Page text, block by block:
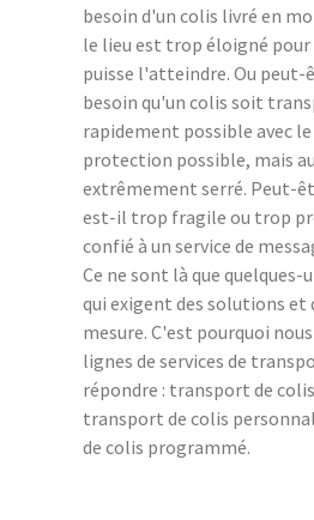
besoin d'un colis livré en
le lieu est trop éloigné pour
puisse l'atteindre. Ou peut-
besoin qu'un colis soit
rapidement possible avec le
protection possible, mais
extrêmement serré. Peut-
est-il trop fragile ou trop
confié à un service de
Ce ne sont là que quelques-
qui exigent des solutions et
mesure. C'est pourquoi
lignes de services de
répondre : transport de
transport de colis
de colis programmé.